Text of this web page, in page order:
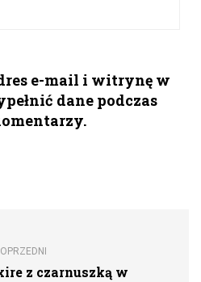
e-mail i witrynę w
dane podczas
z czarnuszką w